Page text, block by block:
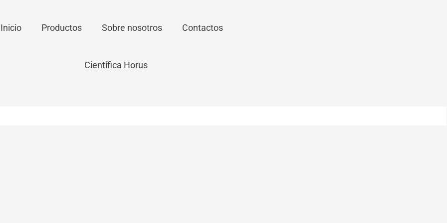
Inicio Productos Sobre nosotros Contactos